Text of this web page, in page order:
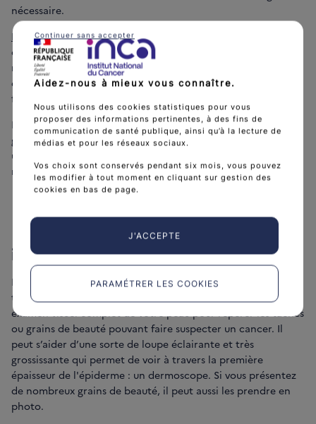
nécessaire.
Le dermatologueest l’expert pour réaliser l’examen clinique
de la peau, confirmer ou non une suspicion de cancer et
retirer une lésion suspecte s’il l’estime nécessaire. Il évalue
également la fréquence à laquelle vous devez surveiller ou
faire surveiller votre peau.
Pour lespersonnes considérées comme à risque, il est
généralement recommandé de se faire examiner au moins
une fois par an et de pratiquer un auto-examen tous les trois
mois.
Le dépistage : un examen simple et
indolore
Le dermatologue pratique des examens cliniques de la peau
tous les jours à son cabinet. Concrètement, il réalise un
examen visuel complet de votre peau pour repérer les taches
ou grains de beauté pouvant faire suspecter un cancer. Il
peut s’aider d’une sorte de loupe éclairante et très
grossissante qui permet de voir à travers la première
épaisseur de l'épiderme : un dermoscope. Si vous présentez
de nombreux grains de beauté, il peut aussi les prendre en
photo.
Aidez-nous à mieux vous connaître.
Nous utilisons des cookies statistiques pour vous
proposer des informations pertinentes, à des fins de
communication de santé publique, ainsi qu’à la lecture de
médias et pour les réseaux sociaux.
Vos choix sont conservés pendant six mois, vous pouvez
les modifier à tout moment en cliquant sur gestion des
cookies en bas de page.
J'ACCEPTE
PARAMÉTRER LES COOKIES
Continuer sans accepter